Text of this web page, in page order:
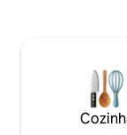
melhores lojas
curta
onde estão
elite. Caminhe